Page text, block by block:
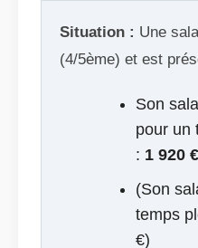
Situation : Une
(4/5ème) et est
Son
pour un
: 1 920 €
(Son
temps
€)